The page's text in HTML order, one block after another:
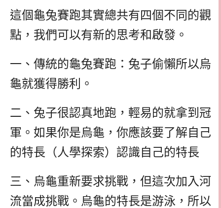
這個龜兔賽跑其實總共有四個不同的觀
點，我們可以有新的思考和啟發。
一、傳統的龜兔賽跑：兔子偷懶所以烏
龜就獲得勝利。
二、兔子很認真地跑，輕易的就拿到冠
軍。如果你是烏龜，你應該要了解自己
的特長（人學探索）認識自己的特長
三、烏龜重新要求挑戰，但這次加入河
流當成挑戰。烏龜的特長是游泳，所以